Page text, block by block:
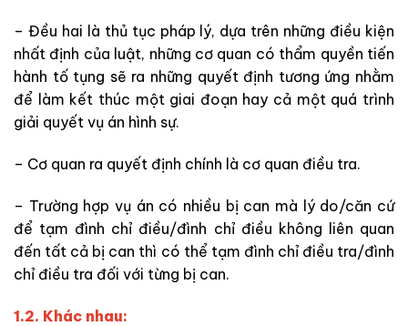
– Đều hai là thủ tục pháp lý, dựa trên những điều kiện
nhất định của luật, những cơ quan có thẩm quyền tiến
hành tố tụng sẽ ra những quyết định tương ứng nhằm
để làm kết thúc một giai đoạn hay cả một quá trình
giải quyết vụ án hình sự.
– Cơ quan ra quyết định chính là cơ quan điều tra.
– Trường hợp vụ án có nhiều bị can mà lý do/căn cứ
để tạm đình chỉ điều/đình chỉ điều không liên quan
đến tất cả bị can thì có thể tạm đình chỉ điều tra/đình
chỉ điều tra đối với từng bị can.
1.2. Khác nhau: